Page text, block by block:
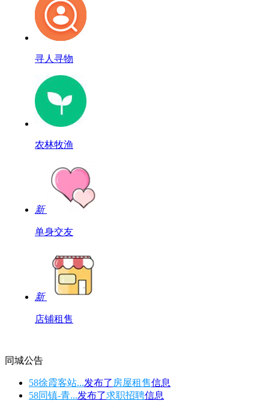
寻人寻物
农林牧渔
新
单身交友
新
店铺租售
同城公告
58徐霞客站...发布了 房屋租售信息
58同镇-青...发布了求职招聘信息